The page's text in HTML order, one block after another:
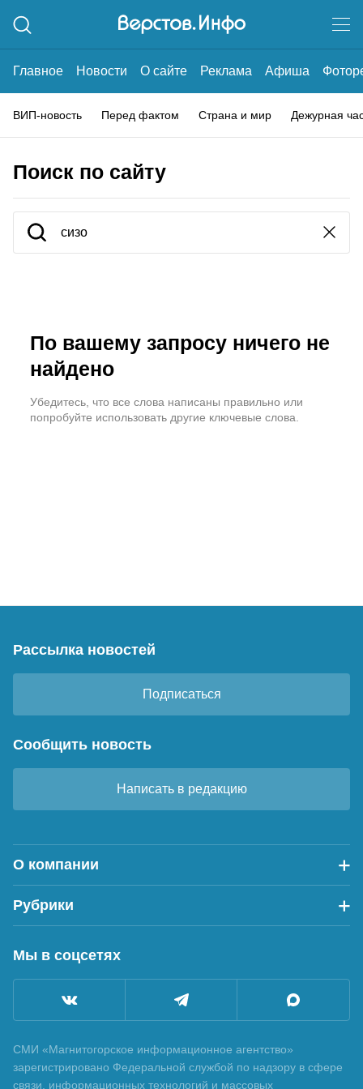
Главное Новости О сайте Реклама Афиша
ВИП-новость Перед фактом Страна и мир Дежурная
Поиск по сайту
По вашему запросу ничего не
найдено
Убедитесь, что все слова написаны правильно или
попробуйте использовать другие ключевые слова.
Рассылка новостей
Подписаться
Сообщить новость
Написать в редакцию
О компании
Рубрики
Мы в соцсетях
СМИ «Магнитогорское информационное агентство»
зарегистрировано Федеральной службой по надзору в сфере
связи, информационных технологий и массовых